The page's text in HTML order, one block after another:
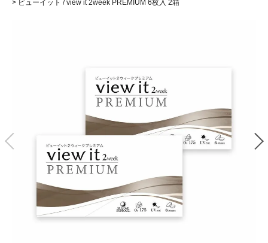
ビューイット / view it 2week PREMIUM 6枚入 2箱